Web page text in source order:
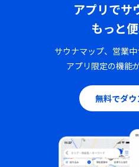
アプリでサ
もっと
サウナマップ、営業中
アプリ限定の機能
無料でダウ